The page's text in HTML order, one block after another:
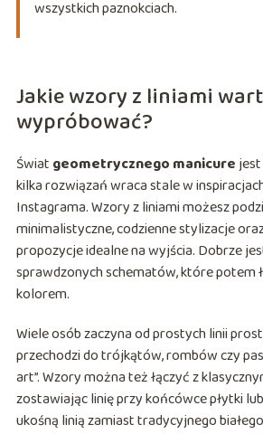
wszystkich paznokciach.
Jakie wzory z liniami
wypróbować?
Świat geometrycznego manicure
kilka rozwiązań wraca stale w
Instagrama. Wzory z liniami możesz
minimalistyczne, codzienne stylizacje
propozycje idealne na wyjścia. Dobrze
sprawdzonych schematów, które potem
kolorem.
Wiele osób zaczyna od prostych linii
przechodzi do trójkątów, rombów czy
art”. Wzory można też łączyć z
zostawiając linię przy końcówce płytki
ukośną linią zamiast tradycyjnego